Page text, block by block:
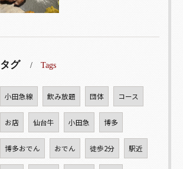
タグ Tags
小田急線 飲み放題 団体 コース
お店 仙台牛 小田急 博多
博多おでん おでん 徒歩2分 駅近